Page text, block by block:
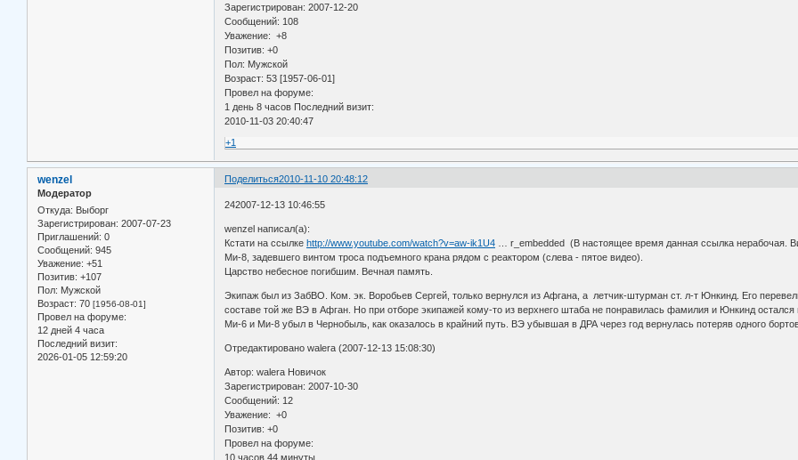
Зарегистрирован: 2007-12-20
Сообщений: 108
Уважение: +8
Позитив: +0
Пол: Мужской
Возраст: 53 [1957-06-01]
Провел на форуме:
1 день 8 часов Последний визит:
2010-11-03 20:40:47
+1
Поделиться2010-11-10 20:48:12
wenzel
Модератор
Откуда: Выборг
Зарегистрирован: 2007-07-23
Приглашений: 0
Сообщений: 945
Уважение: +51
Позитив: +107
Пол: Мужской
Возраст: 70 [1956-08-01]
Провел на форуме:
12 дней 4 часа
Последний визит:
2026-01-05 12:59:20
242007-12-13 10:46:55
wenzel написал(а):
Кстати на ссылкеhttp://www.youtube.com/watch?v=aw-ik1U4 … r_embedded (В настоящее время данная ссылка нерабочая.
Ми-8, задевшего винтом троса подъемного крана рядом с реактором (слева - пятое видео).
Царство небесное погибшим. Вечная память.
Экипаж был из ЗабВО. Ком. эк. Воробьев Сергей, только вернулся из Афгана, а летчик-штурман ст. л-т Юнкинд. Его
составе той же ВЭ в Афган. Но при отборе экипажей кому-то из верхнего штаба не понравилась фамилия и Юнкинд
Ми-6 и Ми-8 убыл в Чернобыль, как оказалось в крайний путь. ВЭ убывшая в ДРА через год вернулась потеряв одного
Отредактировано walera (2007-12-13 15:08:30)
Автор: walera Новичок
Зарегистрирован: 2007-10-30
Сообщений: 12
Уважение: +0
Позитив: +0
Провел на форуме:
10 часов 44 минуты